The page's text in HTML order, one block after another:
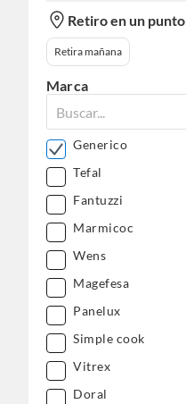
Retiro en un punto
Retira mañana
Marca
Generico
Tefal
Fantuzzi
Marmicoc
Wens
Magefesa
Panelux
Simple cook
Vitrex
Doral